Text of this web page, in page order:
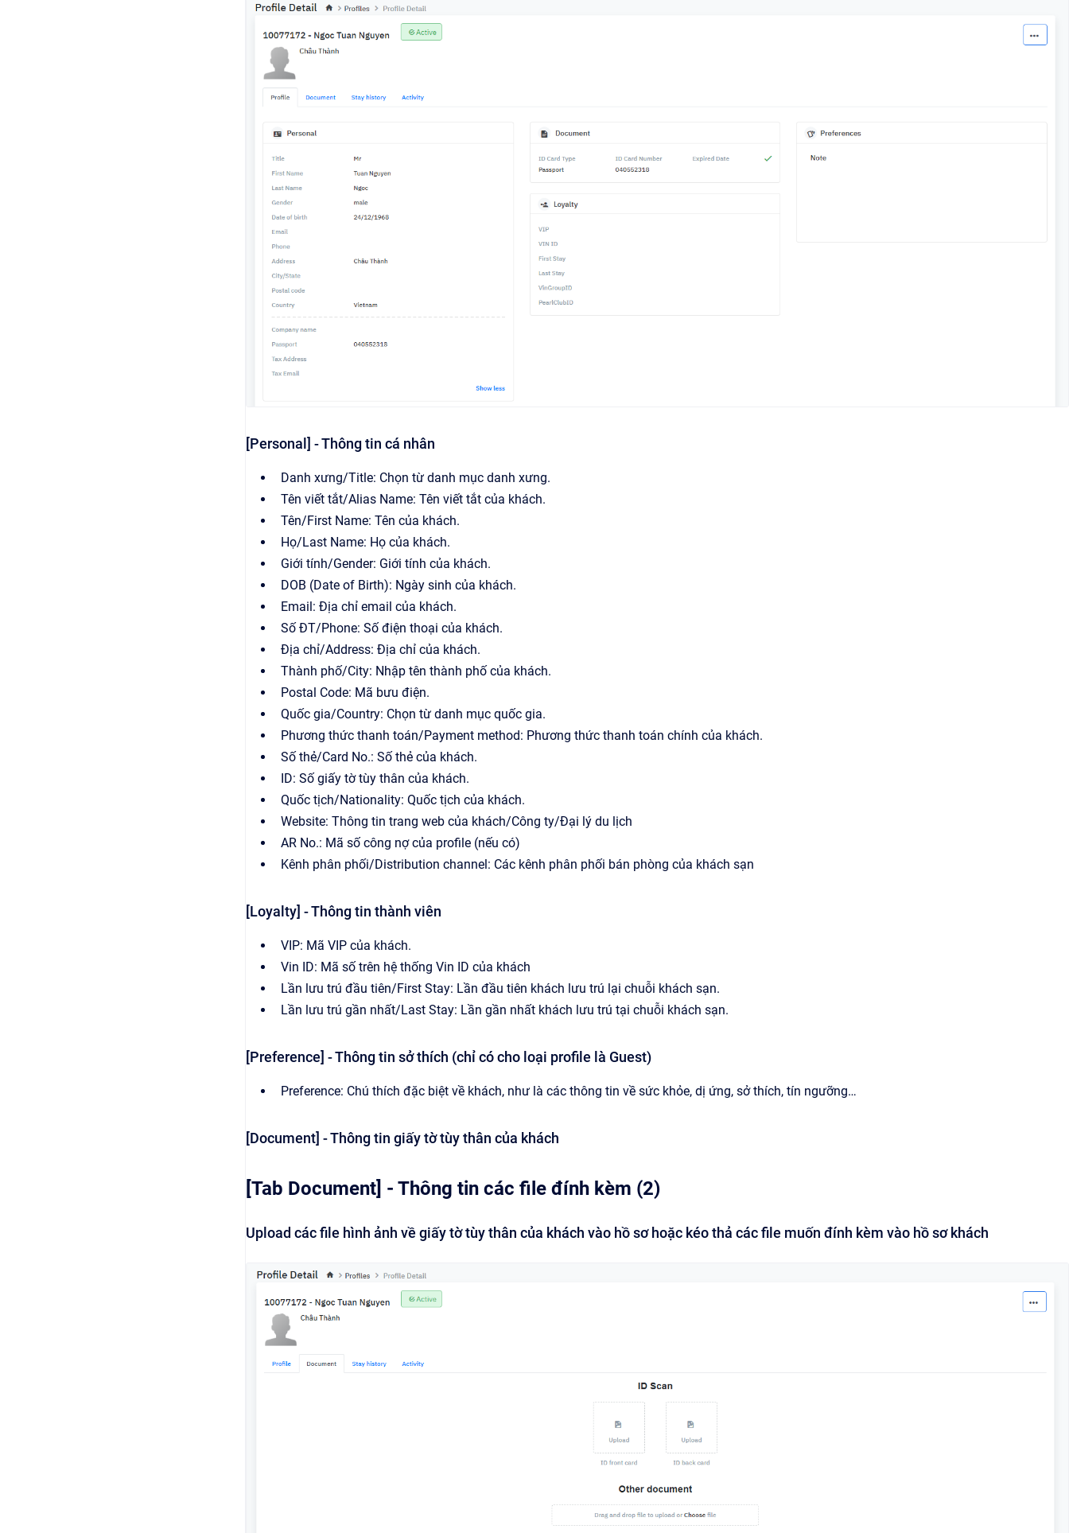
[Personal] - Thông tin cá nhân
Danh xưng/Title: Chọn từ danh mục danh xưng.
Tên viết tắt/Alias Name: Tên viết tắt của khách.
Tên/First Name: Tên của khách.
Họ/Last Name: Họ của khách.
Giới tính/Gender: Giới tính của khách.
DOB (Date of Birth): Ngày sinh của khách.
Email: Địa chỉ email của khách.
Số ĐT/Phone: Số điện thoại của khách.
Địa chỉ/Address: Địa chỉ của khách.
Thành phố/City: Nhập tên thành phố của khách.
Postal Code: Mã bưu điện.
Quốc gia/Country: Chọn từ danh mục quốc gia.
Phương thức thanh toán/Payment method: Phương thức thanh toán chính của khách.
Số thẻ/Card No.: Số thẻ của khách.
ID: Số giấy tờ tùy thân của khách.
Quốc tịch/Nationality: Quốc tịch của khách.
Website: Thông tin trang web của khách/Công ty/Đại lý du lịch
AR No.: Mã số công nợ của profile (nếu có)
Kênh phân phối/Distribution channel: Các kênh phân phối bán phòng của khách sạn
[Loyalty] - Thông tin thành viên
VIP: Mã VIP của khách.
Vin ID: Mã số trên hệ thống Vin ID của khách
Lần lưu trú đầu tiên/First Stay: Lần đầu tiên khách lưu trú lại chuỗi khách sạn.
Lần lưu trú gần nhất/Last Stay: Lần gần nhất khách lưu trú tại chuỗi khách sạn.
[Preference] - Thông tin sở thích (chỉ có cho loại profile là Guest)
Preference: Chú thích đặc biệt về khách, như là các thông tin về sức khỏe, dị ứng, sở thích, tín ngưỡng…
[Document] - Thông tin giấy tờ tùy thân của khách
[Tab Document] - Thông tin các file đính kèm (2)
Upload các file hình ảnh về giấy tờ tùy thân của khách vào hồ sơ hoặc kéo thả các file muốn đính kèm vào hồ sơ khách